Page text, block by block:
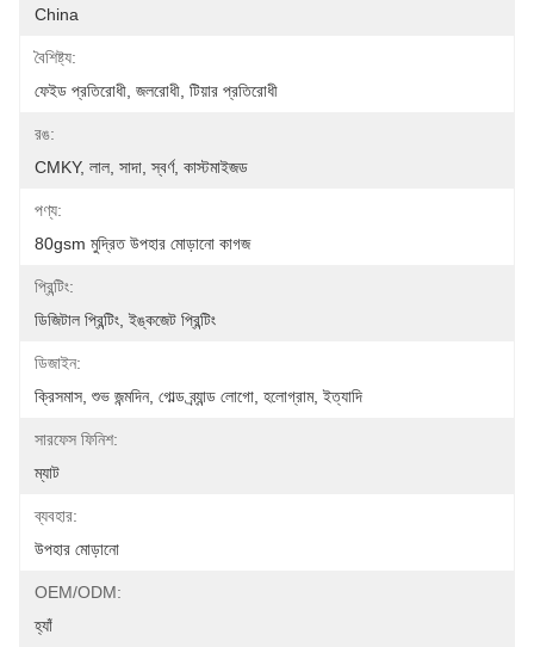
China
বৈশিষ্ট্য:
ফেইড প্রতিরোধী, জলরোধী, টিয়ার প্রতিরোধী
রঙ:
CMKY, লাল, সাদা, স্বর্ণ, কাস্টমাইজড
পণ্য:
80gsm মুদ্রিত উপহার মোড়ানো কাগজ
প্রিন্টিং:
ডিজিটাল প্রিন্টিং, ইঙ্কজেট প্রিন্টিং
ডিজাইন:
ক্রিসমাস, শুভ জন্মদিন, গোল্ড ব্র্যান্ড লোগো, হলোগ্রাম, ইত্যাদি
সারফেস ফিনিশ:
ম্যাট
ব্যবহার:
উপহার মোড়ানো
OEM/ODM:
হ্যাঁ